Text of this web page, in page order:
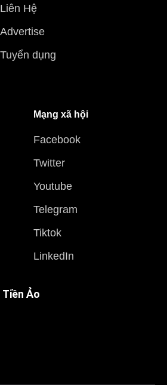
Liên Hệ
Advertise
Tuyển dụng
Mạng xã hội
Facebook
Twitter
Youtube
Telegram
Tiktok
LinkedIn
Ảo